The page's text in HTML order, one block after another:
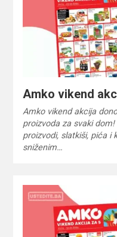
Amko vikend
Amko vikend akcija
proizvoda za svaki
proizvodi, slatkiši, pića i
sniženim…